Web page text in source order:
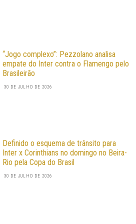
“Jogo complexo”: Pezzolano analisa
empate do Inter contra o Flamengo pelo
Brasileirão
30 DE JULHO DE 2026
Definido o esquema de trânsito para
Inter x Corinthians no domingo no Beira-
Rio pela Copa do Brasil
30 DE JULHO DE 2026